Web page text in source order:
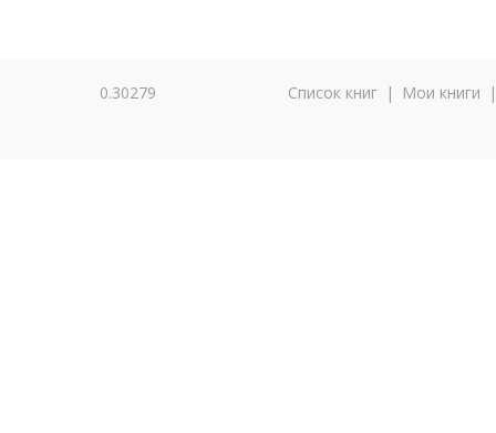
0.30279 Список книг | Мои книги |